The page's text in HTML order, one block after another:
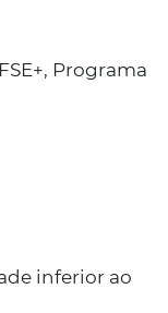
Programa
inferior ao